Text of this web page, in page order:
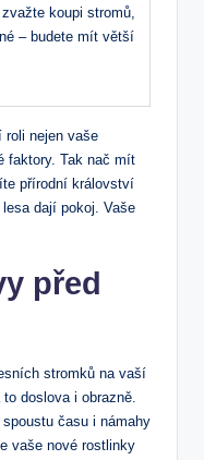
koupi stromů,
– budete mít větší
roli nejen vaše
faktory. Tak nač mít
přírodní království
dají pokoj. Vaše
před
stromků na vaší
doslova i obrazně.
času i námahy
vaše nové rostlinky